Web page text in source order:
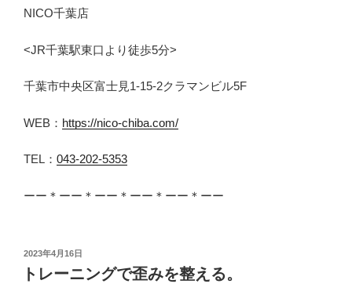
NICO千葉店
<JR千葉駅東口より徒歩5分>
千葉市中央区富士見1-15-2クラマンビル5F
WEB： https://nico-chiba.com/
TEL： 043-202-5353
ーー＊ーー＊ーー＊ーー＊ーー＊ーー
投
稿
日:
2023年4月16日
トレーニングで歪みを整える。